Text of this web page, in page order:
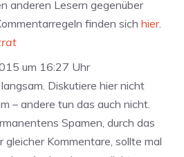
anderen Lesern gegenüber
finden sich hier.
um 16:27 Uhr
Diskutiere hier nicht
– andere tun das auch nicht.
Spamen, durch das
gleicher Kommentare, sollte mal